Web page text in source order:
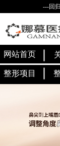
---回
网站首页
整形项目